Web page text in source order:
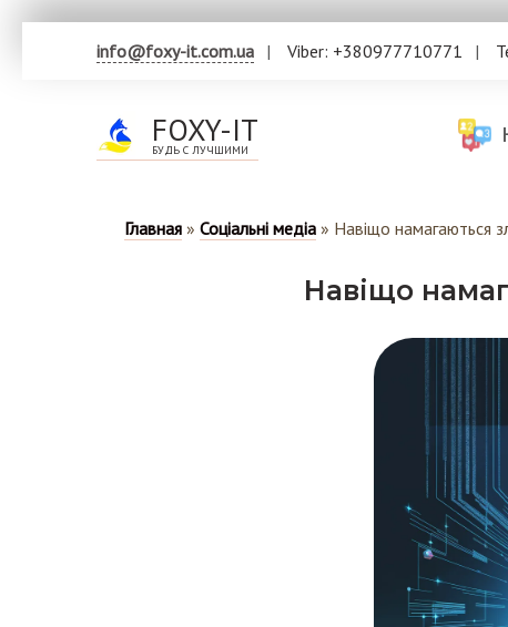
info@foxy-it.com.ua Viber: +380977710771
FOXY-IT
БУДЬ С ЛУЧШИМИ
Главная » Соціальні медіа » Навіщо намагаються
Навіщо